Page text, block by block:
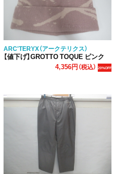
ARC'TERYX（アークテリクス）
【値下げ】GROTTO TOQUE ピンク
4,356円（税込） 20%OFF